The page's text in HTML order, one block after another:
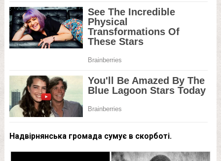
Надвірнянська громада сумує в скорботі.